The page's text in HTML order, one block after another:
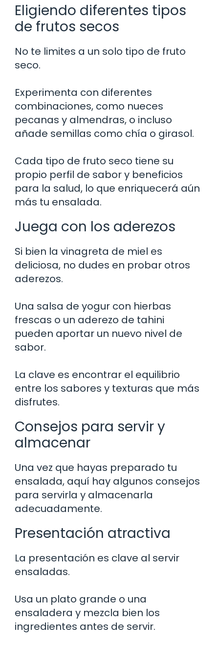
Eligiendo diferentes tipos
de frutos secos
No te limites a un solo tipo de fruto
seco.
Experimenta con diferentes
combinaciones, como nueces
pecanas y almendras, o incluso
añade semillas como chía o girasol.
Cada tipo de fruto seco tiene su
propio perfil de sabor y beneficios
para la salud, lo que enriquecerá aún
más tu ensalada.
Juega con los aderezos
Si bien la vinagreta de miel es
deliciosa, no dudes en probar otros
aderezos.
Una salsa de yogur con hierbas
frescas o un aderezo de tahini
pueden aportar un nuevo nivel de
sabor.
La clave es encontrar el equilibrio
entre los sabores y texturas que más
disfrutes.
Consejos para servir y
almacenar
Una vez que hayas preparado tu
ensalada, aquí hay algunos consejos
para servirla y almacenarla
adecuadamente.
Presentación atractiva
La presentación es clave al servir
ensaladas.
Usa un plato grande o una
ensaladera y mezcla bien los
ingredientes antes de servir.